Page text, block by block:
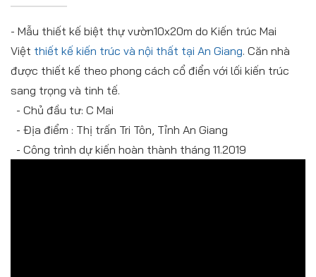
- Mẫu thiết kế biệt thự vườn10x20m do Kiến trúc Mai
Việt thiết kế kiến trúc và nội thất tại An Giang. Căn nhà
được thiết kế theo phong cách cổ điển với lối kiến trúc
sang trọng và tinh tế.
- Chủ đầu tư: C Mai
- Địa điểm : Thị trấn Tri Tôn, Tỉnh An Giang
- Công trình dự kiến hoàn thành tháng 11.2019